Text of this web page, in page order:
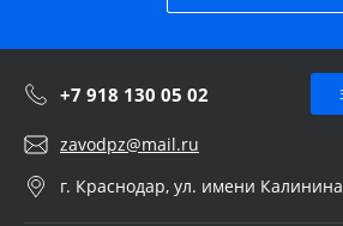
+7 918 130 05 02
zavodpz@mail.ru
г. Краснодар, ул. имени